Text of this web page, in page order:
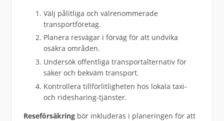
Välj pålitliga och välrenommerade
transportföretag.
Planera resvägar i förväg för att undvika
osäkra områden.
Undersök offentliga transportalternativ för
säker och bekväm transport.
Kontrollera tillförlitligheten hos lokala taxi-
och ridesharing-tjänster.
Reseförsäkringbör inkluderas i planeringen för att